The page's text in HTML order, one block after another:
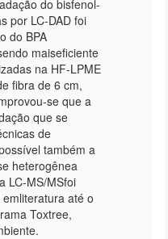
do bisfenol-
por LC-DAD foi
do BPA
maiseficiente
na HF-LPME
fibra de 6 cm,
se que a
que se
de
também a
heterogênea
LC-MS/MSfoi
até o
Toxtree,